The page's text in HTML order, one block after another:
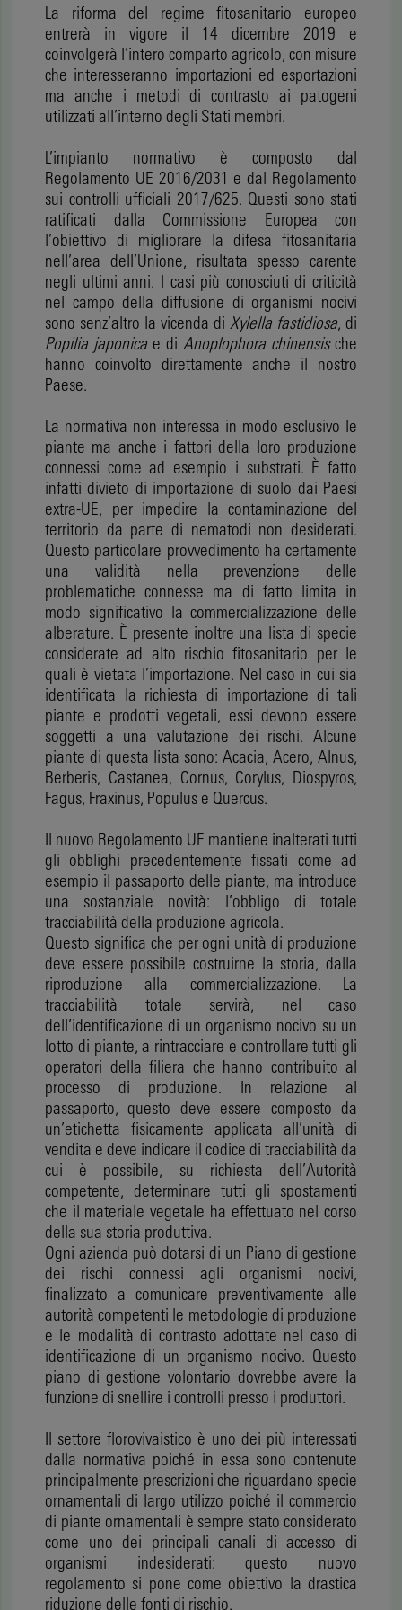
La riforma del regime fitosanitario europeo
entrerà in vigore il 14 dicembre 2019 e
coinvolgerà l’intero comparto agricolo, con misure
che interesseranno importazioni ed esportazioni
ma anche i metodi di contrasto ai patogeni
utilizzati all’interno degli Stati membri.
L’impianto normativo è composto dal
Regolamento UE 2016/2031 e dal Regolamento
sui controlli ufficiali 2017/625. Questi sono stati
ratificati dalla Commissione Europea con
l’obiettivo di migliorare la difesa fitosanitaria
nell’area dell’Unione, risultata spesso carente
negli ultimi anni. I casi più conosciuti di criticità
nel campo della diffusione di organismi nocivi
sono senz’altro la vicenda di Xylella fastidiosa, di
Popilia japonica e di Anoplophora chinensische
hanno coinvolto direttamente anche il nostro
Paese.
La normativa non interessa in modo esclusivo le
piante ma anche i fattori della loro produzione
connessi come ad esempio i substrati. È fatto
infatti divieto di importazione di suolo dai Paesi
extra-UE, per impedire la contaminazione del
territorio da parte di nematodi non desiderati.
Questo particolare provvedimento ha certamente
una validità nella prevenzione delle
problematiche connesse ma di fatto limita in
modo significativo la commercializzazione delle
alberature. È presente inoltre una lista di specie
considerate ad alto rischio fitosanitario per le
quali è vietata l’importazione. Nel caso in cui sia
identificata la richiesta di importazione di tali
piante e prodotti vegetali, essi devono essere
soggetti a una valutazione dei rischi. Alcune
piante di questa lista sono: Acacia, Acero, Alnus,
Berberis, Castanea, Cornus, Corylus, Diospyros,
Fagus, Fraxinus, Populus e Quercus.
Il nuovo Regolamento UE mantiene inalterati tutti
gli obblighi precedentemente fissati come ad
esempio il passaporto delle piante, ma introduce
una sostanziale novità: l’obbligo di totale
tracciabilità della produzione agricola.
Questo significa che per ogni unità di produzione
deve essere possibile costruirne la storia, dalla
riproduzione alla commercializzazione. La
tracciabilità totale servirà, nel caso
dell’identificazione di un organismo nocivo su un
lotto di piante, a rintracciare e controllare tutti gli
operatori della filiera che hanno contribuito al
processo di produzione. In relazione al
passaporto, questo deve essere composto da
un’etichetta fisicamente applicata all’unità di
vendita e deve indicare il codice di tracciabilità da
cui è possibile, su richiesta dell’Autorità
competente, determinare tutti gli spostamenti
che il materiale vegetale ha effettuato nel corso
della sua storia produttiva.
Ogni azienda può dotarsi di un Piano di gestione
dei rischi connessi agli organismi nocivi,
finalizzato a comunicare preventivamente alle
autorità competenti le metodologie di produzione
e le modalità di contrasto adottate nel caso di
identificazione di un organismo nocivo. Questo
piano di gestione volontario dovrebbe avere la
funzione di snellire i controlli presso i produttori.
Il settore florovivaistico è uno dei più interessati
dalla normativa poiché in essa sono contenute
principalmente prescrizioni che riguardano specie
ornamentali di largo utilizzo poiché il commercio
di piante ornamentali è sempre stato considerato
come uno dei principali canali di accesso di
organismi indesiderati: questo nuovo
regolamento si pone come obiettivo la drastica
riduzione delle fonti di rischio.